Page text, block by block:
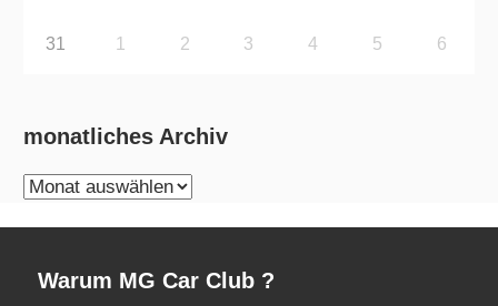
31 1 2 3 4 5 6
monatliches Archiv
monatliches
Warum MG Car Club ?